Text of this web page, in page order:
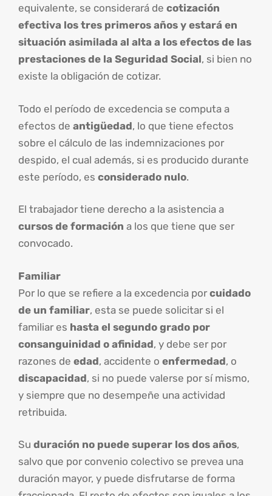
equivalente, se considerará de cotización
efectiva los tres primeros años y estará en
situación asimilada al alta a los efectos de las
prestaciones de la Seguridad Social, si bien no
existe la obligación de cotizar.
Todo el período de excedencia se computa a
efectos de antigüedad, lo que tiene efectos
sobre el cálculo de las indemnizaciones por
despido, el cual además, si es producido durante
este período, es considerado nulo.
El trabajador tiene derecho a la asistencia a
cursos de formación a los que tiene que ser
convocado.
Familiar
Por lo que se refiere a la excedencia porcuidado
de un familiar, esta se puede solicitar si el
familiar es hasta el segundo grado por
consanguinidad o afinidad, y debe ser por
razones de edad, accidente o enfermedad, o
discapacidad, si no puede valerse por sí mismo,
y siempre que no desempeñe una actividad
retribuida.
Su duración no puede superar los dos años,
salvo que por convenio colectivo se prevea una
duración mayor, y puede disfrutarse de forma